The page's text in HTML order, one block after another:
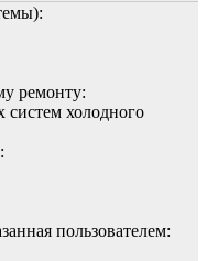
ремонту:
холодного
пользователем: